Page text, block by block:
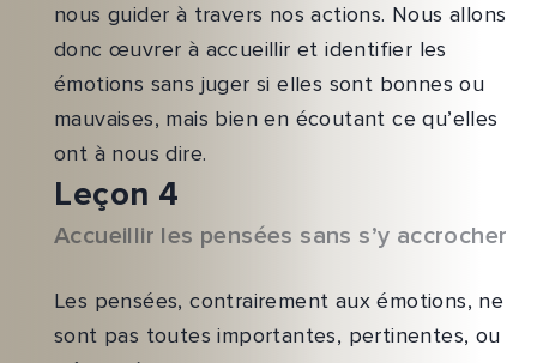
nous guider à travers nos actions. Nous allons
donc œuvrer à accueillir et identifier les
émotions sans juger si elles sont bonnes ou
mauvaises, mais bien en écoutant ce qu’elles
ont à nous dire.
Leçon 4
Accueillir les pensées sans s’y accrocher
Les pensées, contrairement aux émotions, ne
sont pas toutes importantes, pertinentes, ou